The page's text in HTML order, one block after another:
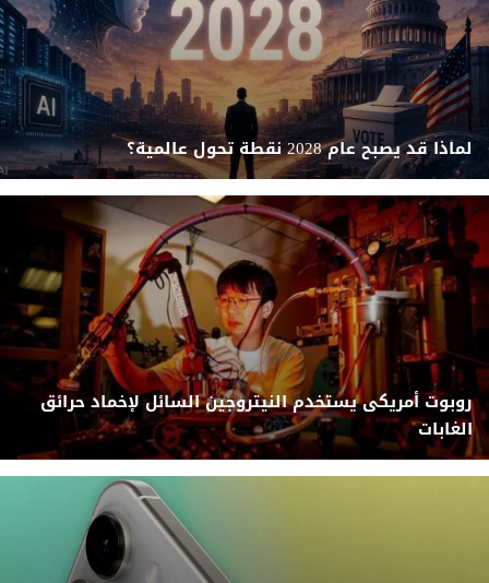
لماذا قد يصبح عام 2028 نقطة تحول عالمية؟
روبوت أمريكى يستخدم النيتروجين السائل لإخماد حرائق
الغابات